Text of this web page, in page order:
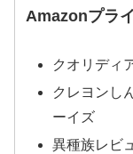
Amazonプラ
クオリディ
クレヨンし
ーイズ
異種族レビ